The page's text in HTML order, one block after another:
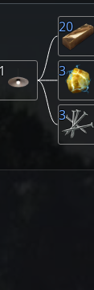
3
3
20
1